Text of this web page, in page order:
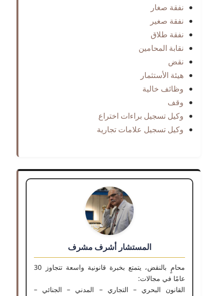
نفقة صغار
نفقة صغير
نفقة طلاق
نقابة المحامين
نقض
هيئة الأستثمار
وظائف خالية
وقف
وكيل تسجيل براءات اختراع
وكيل تسجيل علامات تجارية
المستشار أشرف مشرف
محامٍ بالنقض، يتمتع بخبرة قانونية واسعة تتجاوز 30
عامًا في مجالات:
القانون البحري – التجاري – المدني – الجنائي –